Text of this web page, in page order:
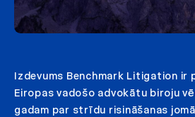
Izdevums Benchmark Litigation ir
Eiropas vadošo advokātu biroju
gadam par strīdu risināšanas